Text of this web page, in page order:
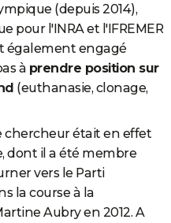
(depuis 2014),
pour l'INRA et l'IFREMER
également engagé
à prendre position sur
(euthanasie, clonage,
chercheur était en effet
dont il a été membre
vers le Parti
la course à la
Aubry en 2012. A